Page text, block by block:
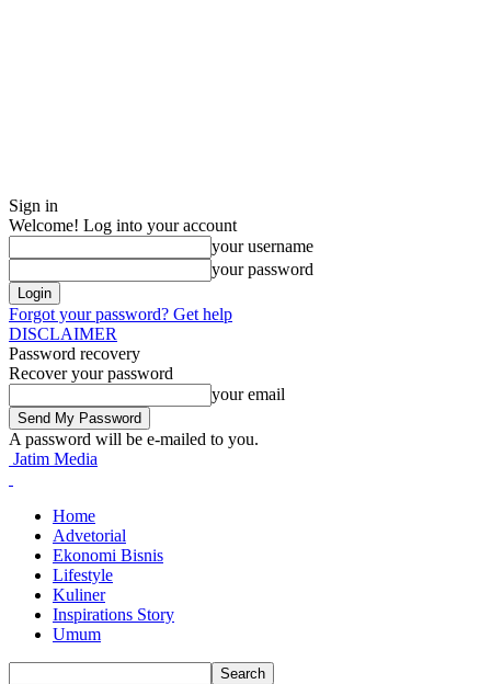
Sign in
Welcome! Log into your account
your username
your password
Forgot your password? Get help
DISCLAIMER
Password recovery
Recover your password
your email
A password will be e-mailed to you.
Jatim Media
Home
Advetorial
Ekonomi Bisnis
Lifestyle
Kuliner
Inspirations Story
Umum